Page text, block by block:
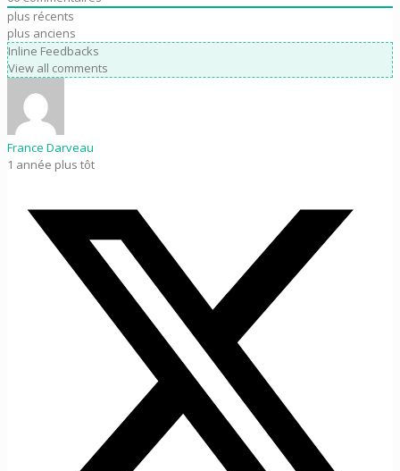
plus récents
plus anciens
Inline Feedbacks
View all comments
France Darveau
1 année plus tôt